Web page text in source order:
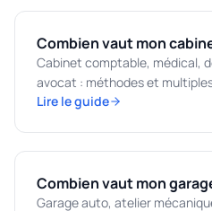
Combien vaut mon
Cabinet comptable, médical,
avocat : méthodes et
Lire le guide
Combien vaut mon
Garage auto, atelier